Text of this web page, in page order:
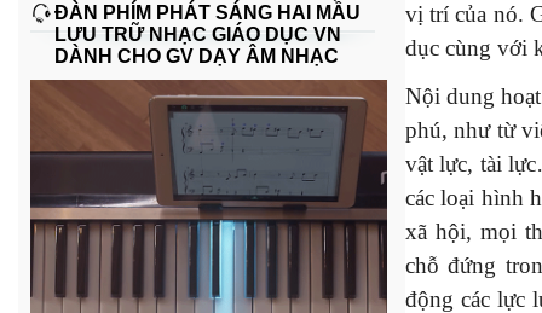
ĐÀN PHÍM PHÁT SÁNG HAI MẦU
LƯU TRỮ NHẠC GIÁO DỤC VN
DÀNH CHO GV DẠY ÂM NHẠC
vị trí của nó.
dục cùng với
Nội dung
phú, như từ
vật lực, tài
các loại hình
xã hội, mọi
chỗ đứng
động các lực